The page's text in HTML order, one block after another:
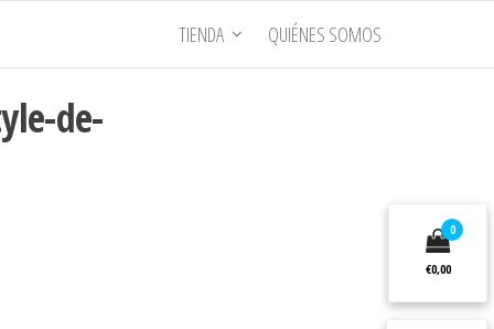
TIENDA QUIÉNES SOMOS
de-
0
€0,00